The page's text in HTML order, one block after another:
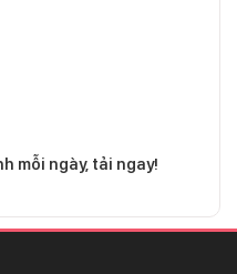
mỗi ngày, tải ngay!